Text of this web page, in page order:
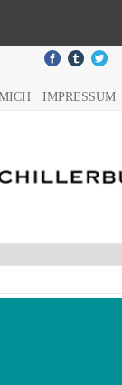
IMPRESSUM